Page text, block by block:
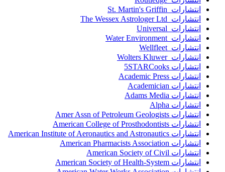
انتشارات St. Martin's Griffin
انتشارات The Wessex Astrologer Ltd
انتشارات Universal
انتشارات Water Environment
انتشارات Wellfleet
انتشارات Wolters Kluwer
انتشارات 5STARCooks
انتشارات Academic Press
انتشارات Academician
انتشارات Adams Media
انتشارات Alpha
انتشارات Amer Assn of Petroleum Geologists
انتشارات American College of Prosthodontists
انتشارات American Institute of Aeronautics and Astronautics
انتشارات American Pharmacists Association
انتشارات American Society of Civil
انتشارات American Society of Health-System